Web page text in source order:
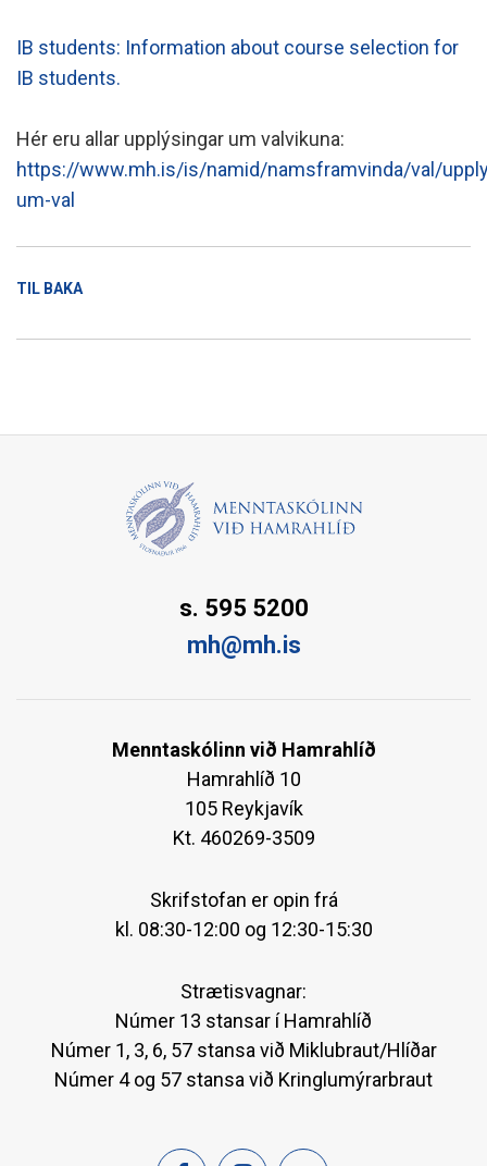
IB students: Information about course selection for
IB students.
Hér eru allar upplýsingar um valvikuna:
https://www.mh.is/is/namid/namsframvinda/val/
um-val
TIL BAKA
s. 595 5200
mh@mh.is
Menntaskólinn við Hamrahlíð
Hamrahlíð 10
105 Reykjavík
Kt. 460269-3509
Skrifstofan er opin frá
kl. 08:30-12:00 og 12:30-15:30
Strætisvagnar:
Númer 13 stansar í Hamrahlíð
Númer 1, 3, 6, 57 stansa við Miklubraut/Hlíðar
Númer 4 og 57 stansa við Kringlumýrarbraut